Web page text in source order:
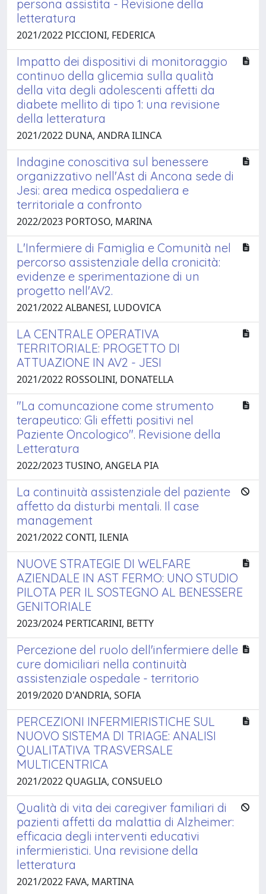
persona assistita - Revisione della
letteratura
2021/2022 PICCIONI, FEDERICA
Impatto dei dispositivi di monitoraggio
continuo della glicemia sulla qualità
della vita degli adolescenti affetti da
diabete mellito di tipo 1: una revisione
della letteratura
2021/2022 DUNA, ANDRA ILINCA
Indagine conoscitiva sul benessere
organizzativo nell'Ast di Ancona sede di
Jesi: area medica ospedaliera e
territoriale a confronto
2022/2023 PORTOSO, MARINA
L'Infermiere di Famiglia e Comunità nel
percorso assistenziale della cronicità:
evidenze e sperimentazione di un
progetto nell'AV2.
2021/2022 ALBANESI, LUDOVICA
LA CENTRALE OPERATIVA
TERRITORIALE: PROGETTO DI
ATTUAZIONE IN AV2 - JESI
2021/2022 ROSSOLINI, DONATELLA
"La comuncazione come strumento
terapeutico: Gli effetti positivi nel
Paziente Oncologico". Revisione della
Letteratura
2022/2023 TUSINO, ANGELA PIA
La continuità assistenziale del paziente
affetto da disturbi mentali. Il case
management
2021/2022 CONTI, ILENIA
NUOVE STRATEGIE DI WELFARE
AZIENDALE IN AST FERMO: UNO STUDIO
PILOTA PER IL SOSTEGNO AL BENESSERE
GENITORIALE
2023/2024 PERTICARINI, BETTY
Percezione del ruolo dell'infermiere delle
cure domiciliari nella continuità
assistenziale ospedale - territorio
2019/2020 D'ANDRIA, SOFIA
PERCEZIONI INFERMIERISTICHE SUL
NUOVO SISTEMA DI TRIAGE: ANALISI
QUALITATIVA TRASVERSALE
MULTICENTRICA
2021/2022 QUAGLIA, CONSUELO
Qualità di vita dei caregiver familiari di
pazienti affetti da malattia di Alzheimer:
efficacia degli interventi educativi
infermieristici. Una revisione della
letteratura
2021/2022 FAVA, MARTINA